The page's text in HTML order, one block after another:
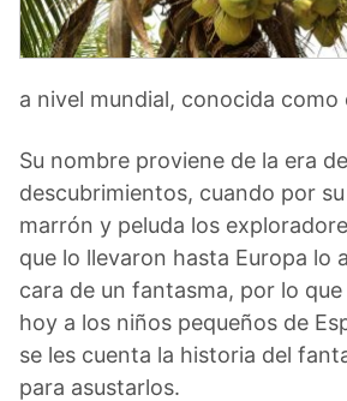
a nivel mundial, conocida
Su nombre proviene de la era
descubrimientos, cuando por
marrón y peluda los
que lo llevaron hasta Europa lo
cara de un fantasma, por lo
hoy a los niños pequeños de
se les cuenta la historia del
para asustarlos.